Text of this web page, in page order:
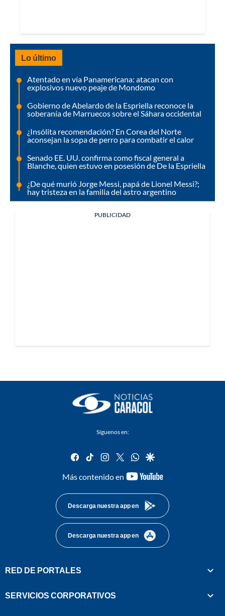
Lo último
Atentado en vía Panamericana: atacan con
explosivos nuevo peaje de Mondomo
Gobierno de Abelardo de la Espriella reconoce la
soberanía de Marruecos sobre el Sáhara occidental
¿Insólita recomendación? En Corea del Norte
aconsejan la sopa de perro para combatir el calor
Senado EE. UU. confirma como fiscal general a
Blanche, quien estuvo en posesión de De la Espriella
¿De qué murió Jorge Messi, papá de Lionel Messi?;
hay tristeza en la familia del astro argentino
PUBLICIDAD
Síguenos en:
facebook
tiktok instagram
twitterwhatsapp
google
Más contenido en
youtube-
Descarga nuestra app en
Descarga nuestra app en
RED DE PORTALES
SERVICIOS CORPORATIVOS